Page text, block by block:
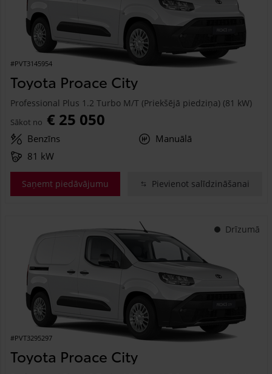
#PVT3145954
Toyota Proace City
Professional Plus 1.2 Turbo M/T (Priekšējā piedziņa) (81 kW)
Sākot no € 25 050
Benzīns
Manuālā
81 kW
Saņemt piedāvājumu Pievienot salīdzināšanai
Drīzumā
#PVT3295297
Toyota Proace City